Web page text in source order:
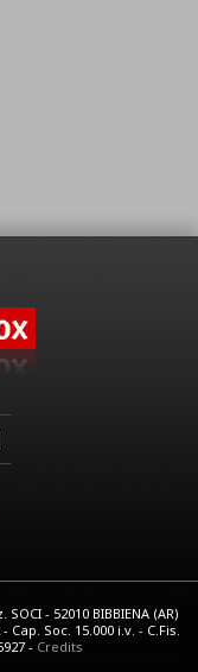
- 52010 BIBBIENA (AR)
Cap. Soc. 15.000 i.v. - C.Fis.
- Credits